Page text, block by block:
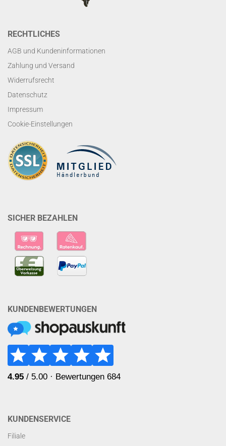
RECHTLICHES
AGB und Kundeninformationen
Zahlung und Versand
Widerrufsrecht
Datenschutz
Impressum
Cookie-Einstellungen
SICHER BEZAHLEN
KUNDENBEWERTUNGEN
KUNDENSERVICE
Filiale